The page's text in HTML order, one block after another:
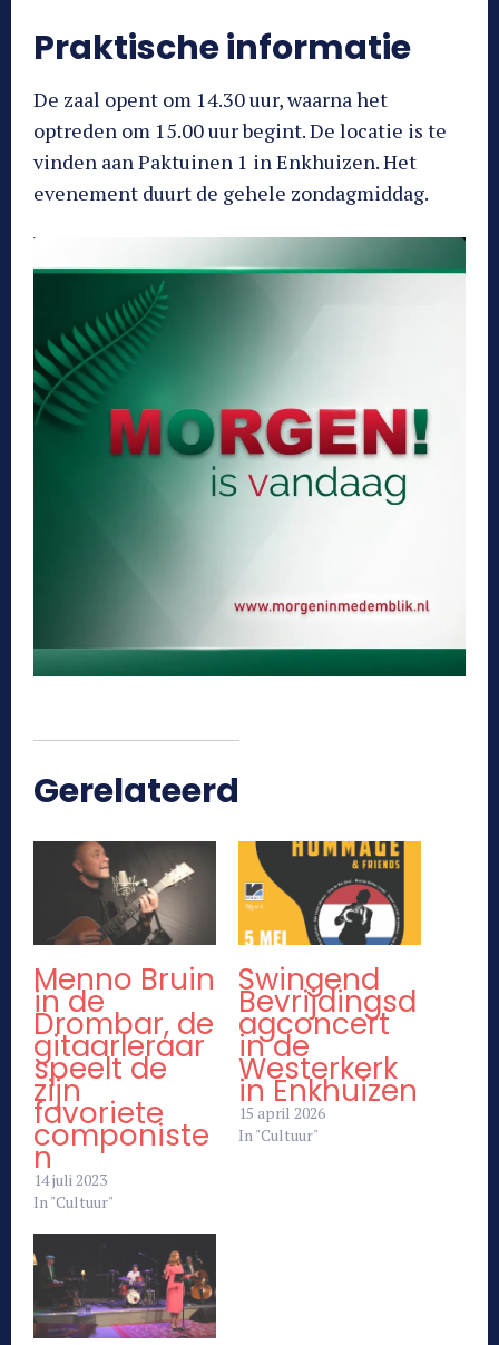
Praktische informatie
De zaal opent om 14.30 uur, waarna het
optreden om 15.00 uur begint. De locatie is te
vinden aan Paktuinen 1 in Enkhuizen. Het
evenement duurt de gehele zondagmiddag.
Gerelateerd
Menno Bruin
in de
Drombar, de
gitaarleraar
speelt de
zijn
favoriete
componiste
n
14 juli 2023
In "Cultuur"
Swingend
Bevrijdingsd
agconcert
in de
Westerkerk
in Enkhuizen
15 april 2026
In "Cultuur"